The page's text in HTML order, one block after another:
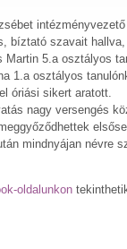
bíztató szavait
5.a osztályos
1.a osztályos
óriási sikert aratott.
nagy versengés
mindnyájan névre
oldalunkon